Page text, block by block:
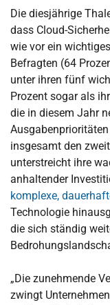
Die diesjährige
dass Cloud-
wie vor ein
Befragten (64
unter ihren fünf
Prozent sogar als
die in diesem Jahr
insgesamt den
unterstreicht ihre
anhaltender
komplexe,
Technologie
die sich ständig
„Die zunehmende
zwingt